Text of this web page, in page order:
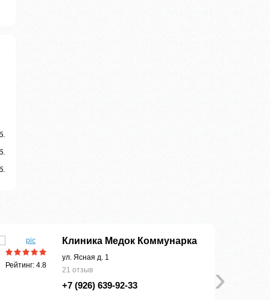
›
Рейтинг: 4.8
Клиника Медок Коммунарка
ул. Ясная д. 1
21 отзыв
+7 (926) 639-92-33